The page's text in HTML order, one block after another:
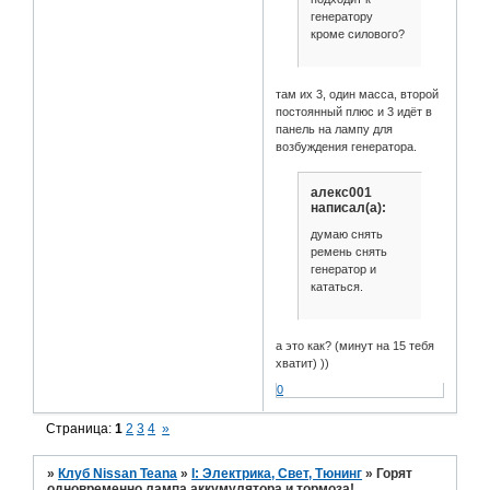
генератору
кроме силового?
там их 3, один масса, второй
постоянный плюс и 3 идёт в
панель на лампу для
возбуждения генератора.
алекс001
написал(а):
думаю снять
ремень снять
генератор и
кататься.
а это как? (минут на 15 тебя
хватит) ))
0
Страница:1 2 3 4 »
» Клуб Nissan Teana » I: Электрика, Свет, Тюнинг » Горят